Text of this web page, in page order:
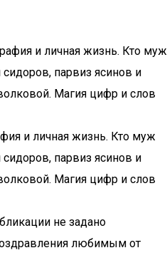
и личная жизнь. Кто муж
парвиз ясинов и
Магия цифр и слов
любимым от